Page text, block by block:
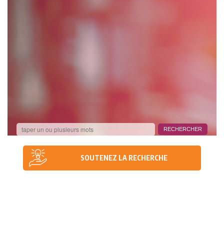
SOUTENEZ LA RECHERCHE